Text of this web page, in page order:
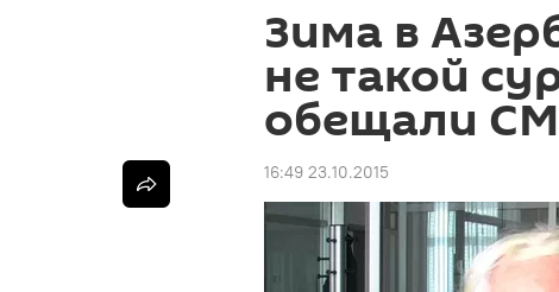
Зима в
не такой
обещали
16:49 23.10.2015